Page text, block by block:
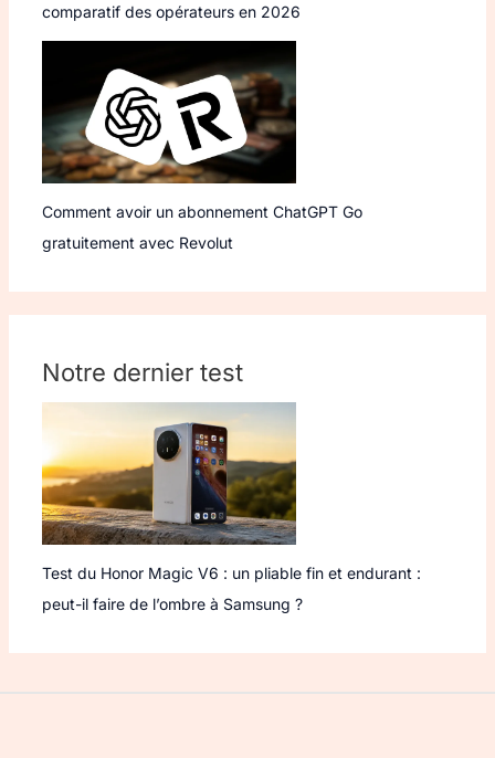
comparatif des opérateurs en 2026
Comment avoir un abonnement ChatGPT Go
gratuitement avec Revolut
Notre dernier test
Test du Honor Magic V6 : un pliable fin et endurant :
peut-il faire de l’ombre à Samsung ?